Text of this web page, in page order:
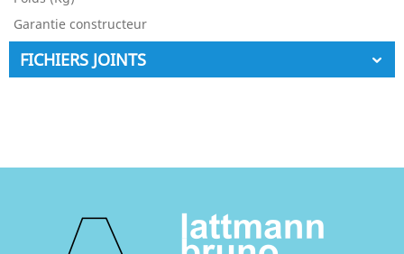
Garantie constructeur
FICHIERS JOINTS